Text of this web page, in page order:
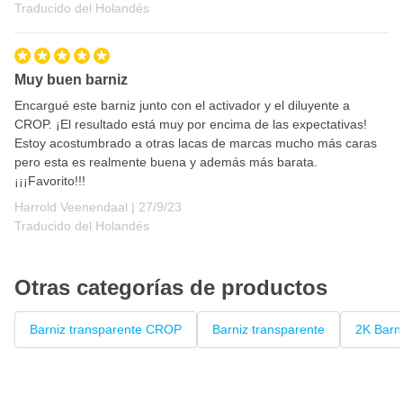
litros
Barniz especial resistente a arañazos con tecnología Reflow
El mejor barniz transparente para sobre
Este Barniz Transparente Alta solidez 2K se utiliza
profesionalmente y OEM
Barniz fácil de aplicar
Súper alto brillo y profundidad
Barniz transparente resistente a los rayos UV; no amarillea
Se puede aplicar sobre barnices al agua y convencionales
Se alisa perfectamente y no encoge
Muy resistente a la intemperie, combustibles, ácidos y
Traducido del Holandés
Muy buen barniz
Encargué este barniz junto con el activador y el diluyente a
CROP. ¡El resultado está muy por encima de las expectativas!
Estoy acostumbrado a otras lacas de marcas mucho más caras
pero esta es realmente buena y además más barata.
¡¡¡Favorito!!!
Harrold Veenendaal | 27 de septiembre de 2023
27/9/23
Traducido del Holandés
Otras categorías de productos
Barniz transparente CROP Barniz transparente 2K